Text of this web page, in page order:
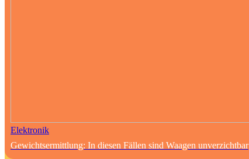
Elektronik
Gewichtsermittlung: In diesen Fällen sind Waagen unverzichtbar